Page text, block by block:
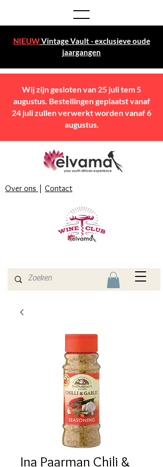
NIEUWVintage Vault - exclusieve oude
jaargangen
Over ons | Contact
Wij zijn gesloten van 25 juli tem 5
augustus. Bestellingen geplaatst vanaf
24 juli zullen verwerkt worden vanaf 6
augustus.
Ina Paarman Chili &